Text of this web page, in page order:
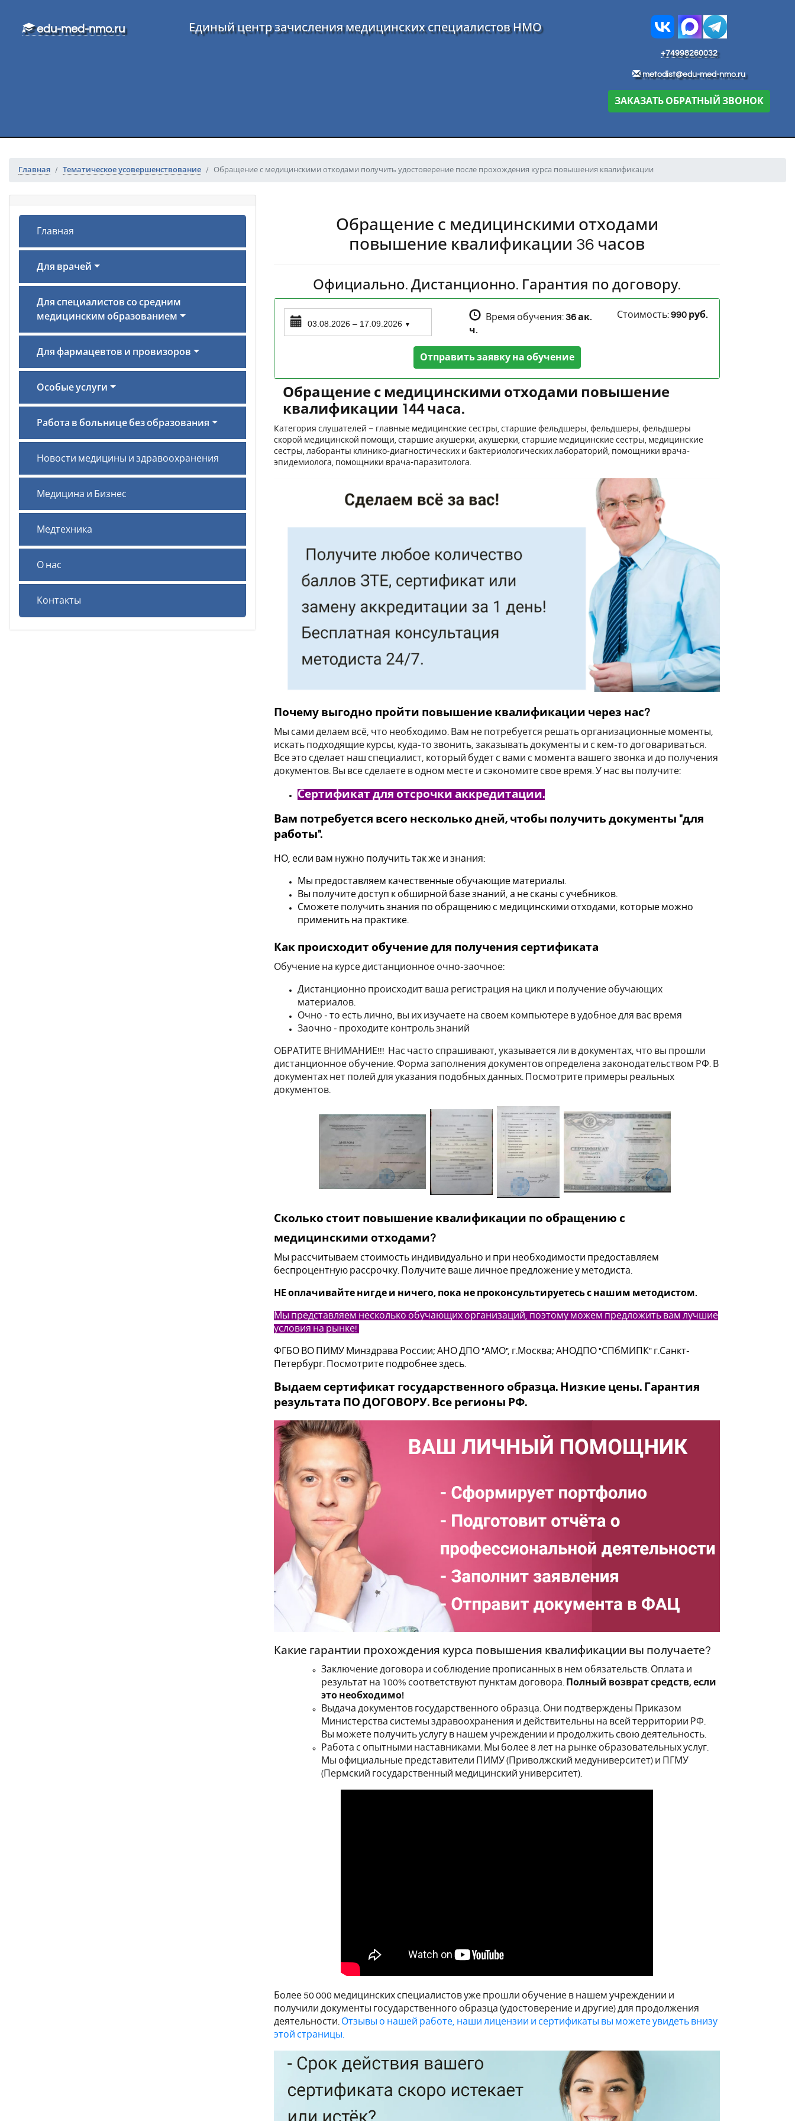
edu-med-nmo.ru Единый центр зачисления медицинских специалистов НМО
+74998260032
metodist@edu-med-nmo.ru
ЗАКАЗАТЬ ОБРАТНЫЙ ЗВОНОК
Главная Тематическое усовершенствование Обращение с медицинскими отходами получить удостоверение после прохождения курса повышения квалификации
Главная
Для врачей
Для специалистов со средним
медицинским образованием
Для фармацевтов и провизоров
Особые услуги
Работа в больнице без образования
Новости медицины и здравоохранения
Медицина и Бизнес
Медтехника
О нас
Контакты
Обращение с медицинскими отходами
повышение квалификации 36 часов
Официально. Дистанционно. Гарантия по договору.
03.08.2026 – 17.09.2026 ▼
Время обучения:36 ак.
ч.
Стоимость:990 руб.
Отправить заявку на обучение
Обращение с медицинскими отходами повышение
квалификации 144 часа.
Категория слушателей – главные медицинские сестры, старшие фельдшеры, фельдшеры, фельдшеры
скорой медицинской помощи, старшие акушерки, акушерки, старшие медицинские сестры, медицинские
сестры, лаборанты клинико-диагностических и бактериологических лабораторий, помощники врача-
эпидемиолога, помощники врача-паразитолога.
Почему выгодно пройти повышение квалификации через нас?
Мы сами делаем всё, что необходимо. Вам не потребуется решать организационные моменты,
искать подходящие курсы, куда-то звонить, заказывать документы и с кем-то договариваться.
Все это сделает наш специалист, который будет с вами с момента вашего звонка и до получения
документов. Вы все сделаете в одном месте и сэкономите свое время. У нас вы получите:
Сертификат для отсрочки аккредитации.
Вам потребуется всего несколько дней, чтобы получить документы "для
работы".
НО, если вам нужно получить так же и знания:
Мы предоставляем качественные обучающие материалы.
Вы получите доступ к обширной базе знаний, а не сканы с учебников.
Сможете получить знания по обращению с медицинскими отходами, которые можно
применить на практике.
Как происходит обучение для получения сертификата
Обучение на курсе дистанционное очно-заочное:
Дистанционно происходит ваша регистрация на цикл и получение обучающих
материалов.
Очно - то есть лично, вы их изучаете на своем компьютере в удобное для вас время
Заочно - проходите контроль знаний
ОБРАТИТЕ ВНИМАНИЕ!!! Нас часто спрашивают, указывается ли в документах, что вы прошли
дистанционное обучение. Форма заполнения документов определена законодательством РФ. В
документах нет полей для указания подобных данных. Посмотрите примеры реальных
документов.
Сколько стоит повышение квалификации по обращению с
медицинскими отходами?
Мы рассчитываем стоимость индивидуально и при необходимости предоставляем
беспроцентную рассрочку. Получите ваше личное предложение у методиста.
НЕ оплачивайте нигде и ничего, пока не проконсультируетесь с нашим методистом.
Мы представляем несколько обучающих организаций, поэтому можем предложить вам лучшие
условия на рынке!
ФГБО ВО ПИМУ Минздрава России; АНО ДПО "АМО", г.Москва; АНОДПО "СПбМИПК" г.Санкт-
Петербург. Посмотрите подробнее здесь.
Выдаем сертификат государственного образца. Низкие цены. Гарантия
результата ПО ДОГОВОРУ. Все регионы РФ.
Какие гарантии прохождения курса повышения квалификации вы получаете?
Заключение договора и соблюдение прописанных в нем обязательств. Оплата и
результат на 100% соответствуют пунктам договора.
Полный возврат средств, если
это необходимо!
Выдача документов государственного образца. Они подтверждены Приказом
Министерства системы здравоохранения и действительны на всей территории РФ.
Вы можете получить услугу в нашем учреждении и продолжить свою деятельность.
Работа с опытными наставниками. Мы более 8 лет на рынке образовательных услуг.
Мы официальные представители ПИМУ (Приволжский медуниверситет) и ПГМУ
(Пермский государственный медицинский университет).
Более 50 000 медицинских специалистов уже прошли обучение в нашем учреждении и
получили документы государственного образца (удостоверение и другие) для продолжения
деятельности. Отзывы о нашей работе, наши лицензии и сертификаты вы можете увидеть внизу
этой страницы.